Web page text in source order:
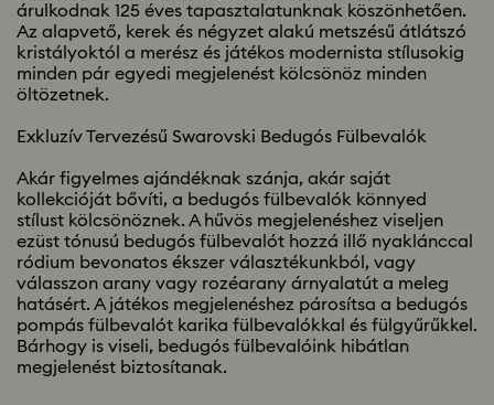
árulkodnak 125 éves tapasztalatunknak köszönhetően.
Az alapvető, kerek és négyzet alakú metszésű átlátszó
kristályoktól a merész és játékos modernista stílusokig
minden pár egyedi megjelenést kölcsönöz minden
öltözetnek.
Exkluzív Tervezésű Swarovski Bedugós Fülbevalók
Akár figyelmes ajándéknak szánja, akár saját
kollekcióját bővíti, a bedugós fülbevalók könnyed
stílust kölcsönöznek. A hűvös megjelenéshez viseljen
ezüst tónusú bedugós fülbevalót hozzá illő nyaklánccal
ródium bevonatos ékszer választékunkból, vagy
válasszon arany vagy rozéarany árnyalatút a meleg
hatásért. A játékos megjelenéshez párosítsa a bedugós
pompás fülbevalót karika fülbevalókkal és fülgyűrűkkel.
Bárhogy is viseli, bedugós fülbevalóink hibátlan
megjelenést biztosítanak.